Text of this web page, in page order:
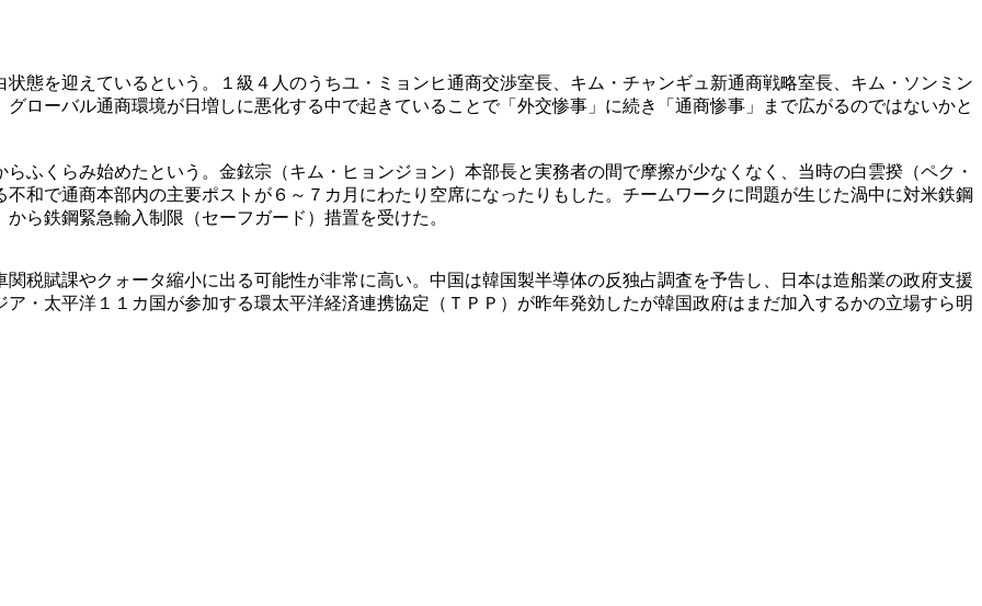
態を迎えているという。１級４人のうちユ・ミョンヒ通商交渉室長、キム・チャンギュ新通商戦略室長、キム・ソンミン
ローバル通商環境が日増しに悪化する中で起きていることで「外交惨事」に続き「通商惨事」まで広がるのではないかと
ふくらみ始めたという。金鉉宗（キム・ヒョンジョン）本部長と実務者の間で摩擦が少なくなく、当時の白雲揆（ペク・
和で通商本部内の主要ポストが６～７カ月にわたり空席になったりもした。チームワークに問題が生じた渦中に対米鉄鋼
ら鉄鋼緊急輸入制限（セーフガード）措置を受けた。
税賦課やクォータ縮小に出る可能性が非常に高い。中国は韓国製半導体の反独占調査を予告し、日本は造船業の政府支援
・太平洋１１カ国が参加する環太平洋経済連携協定（ＴＰＰ）が昨年発効したが韓国政府はまだ加入するかの立場すら明